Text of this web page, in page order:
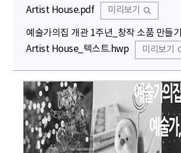
Artist House.pdf
미리보기
예술가의집 개관 1주년_창작 소품 만들
Artist House_텍스트.hwp
미리보기